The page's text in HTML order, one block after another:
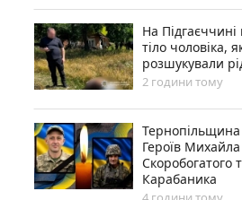
На
тіло чоловіка,
розшукували
2 години тому
Тернопільщина
Героїв Михайла
Скоробогатого
Карабаника